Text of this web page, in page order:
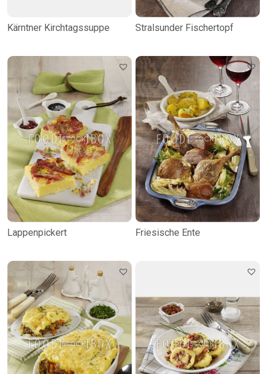
Kärntner Kirchtagssuppe Stralsunder Fischertopf
Lappenpickert Friesische Ente